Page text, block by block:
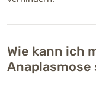
Wie kann ich